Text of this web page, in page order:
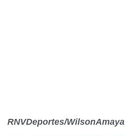
RNVDeportes/WilsonAmaya